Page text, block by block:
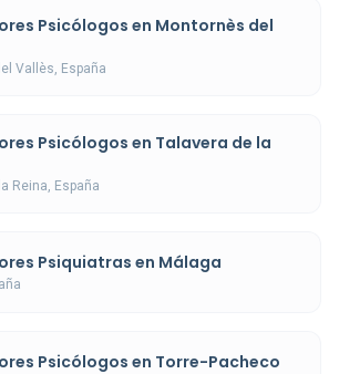
Psicólogos en Montornès del
Vallès, España
Psicólogos en Talavera de la
Reina, España
Psiquiatras en Málaga
Psicólogos en Torre-Pacheco